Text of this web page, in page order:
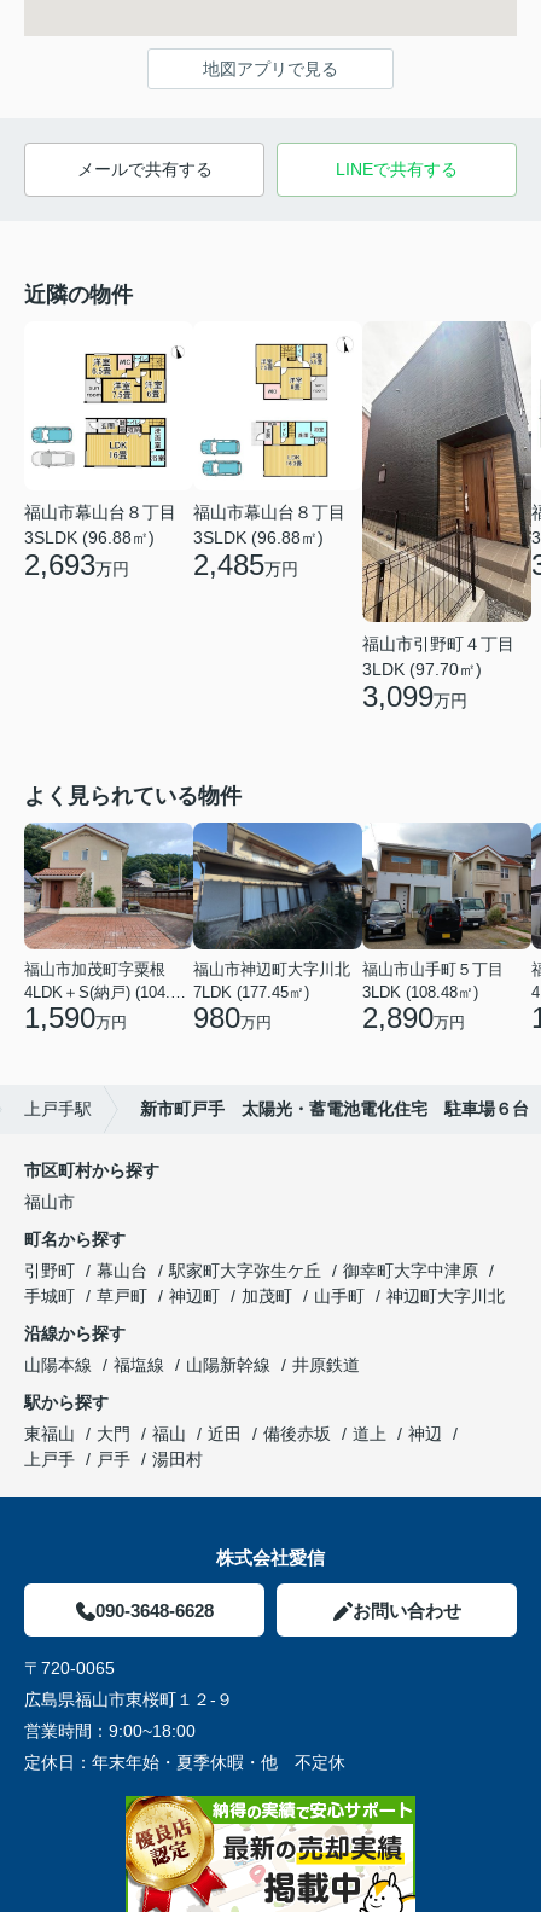
地図アプリで見る
メールで共有する LINEで共有する
近隣の物件
福山市幕山台８丁目
3SLDK (96.88㎡)
2,693万円
福山市幕山台８丁目
3SLDK (96.88㎡)
2,485万円
福山市引野町４丁目
3LDK (97.70㎡)
3,099万円
よく見られている物件
福山市加茂町字粟根
1,590万円
福山市神辺町大字川北
7LDK (177.45㎡)
980万円
福山市山手町５丁目
3LDK (108.48㎡)
2,890万円
上戸手駅 新市町戸手 太陽光・蓄電池電化住宅 駐車場６台
市区町村から探す
福山市
町名から探す
引野町
幕山台 駅家町大字弥生ケ丘
御幸町大字中津原
手城町
草戸町 神辺町 加茂町 山手町
神辺町大字川北
沿線から探す
山陽本線
福塩線 山陽新幹線
井原鉄道
駅から探す
東福山
大門 福山 近田 備後赤坂 道上
神辺
上戸手
戸手 湯田村
株式会社愛信
090-3648-6628 お問い合わせ
〒720-0065
広島県福山市東桜町１２-９
営業時間： 9:00~18:00
定休日： 年末年始・夏季休暇・他 不定休